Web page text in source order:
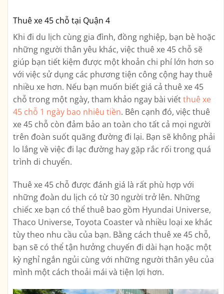
Thuê xe 45 chỗ tại Quận 4
Khi đi du lịch cùng gia đình, đồng nghiệp, bạn bè hoặc
những người thân yêu khác, việc thuê xe 45 chỗ sẽ
giúp bạn tiết kiệm được một khoản chi phí lớn hơn so
với việc sử dụng các phương tiện công cộng hay thuê
nhiều xe hơn. Nếu bạn muốn biết giá cả thuê xe 45
chỗ trong một ngày, tham khảo ngay bài viếtthuê xe
45 chỗ 1 ngày bao nhiêu tiền. Bên cạnh đó, việc thuê
xe 45 chỗ còn đảm bảo an toàn cho tất cả mọi người
trên đoàn suốt quãng đường đi lại. Bạn sẽ không phải
lo lắng về việc đi lạc đường hay gặp rắc rối trong quá
trình di chuyển.
Thuê xe 45 chỗ được đánh giá là rất phù hợp với
những đoàn du lịch có từ 30 người trở lên. Những
chiếc xe bạn có thể thuê bao gồm Hyundai Universe,
Thaco Universe, Toyota Coaster và nhiều loại xe khác
tùy theo nhu cầu của bạn. Bằng cách thuê xe 45 chỗ,
bạn sẽ có thể tận hưởng chuyến đi dài hạn hoặc một
kỳ nghỉ ngắn ngủi cùng với những người thân yêu của
mình một cách thoải mái và tiện lợi hơn.